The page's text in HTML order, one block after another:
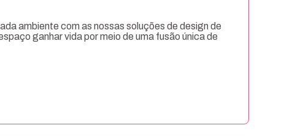
ambiente com as nossas soluções de design de
ganhar vida por meio de uma fusão única de